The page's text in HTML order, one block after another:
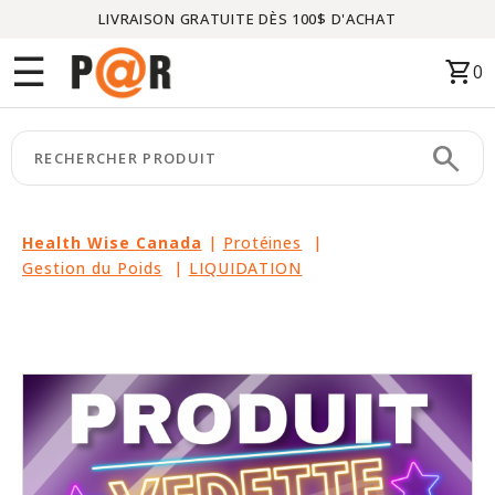
LIVRAISON GRATUITE DÈS 100$ D'ACHAT
☰ shopping_cart0
search
Health Wise Canada | Protéines
|
Gestion du Poids | LIQUIDATION
Menu
CATÉGORIES
keyboard_arrow_right
MARQUES
keyboard_arrow_right
PACKAGES
keyboard_arrow_right
MOIS-
LIQUIDATION
PARTENAIRES